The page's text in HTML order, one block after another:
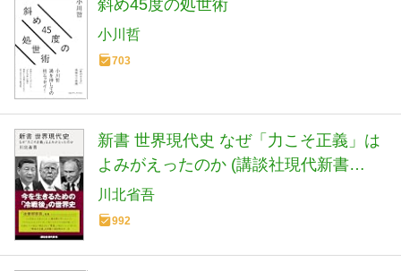
斜め45度の処世術
小川哲
703
新書 世界現代史 なぜ「力こそ正義」は
よみがえったのか (講談社現代新書
2798)
川北省吾
992